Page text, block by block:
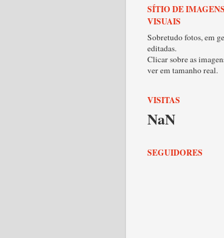
SÍTIO DE IMAGENS
VISUAIS
Sobretudo fotos, em
editadas.
Clicar sobre as
ver em tamanho real.
VISITAS
NaN
SEGUIDORES